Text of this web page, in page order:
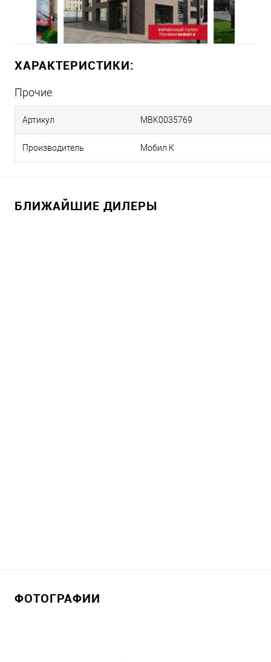
ХАРАКТЕРИСТИКИ:
Прочие
Артикул MBK0035769
Производитель Мобил К
БЛИЖАЙШИЕ ДИЛЕРЫ
ФОТОГРАФИИ